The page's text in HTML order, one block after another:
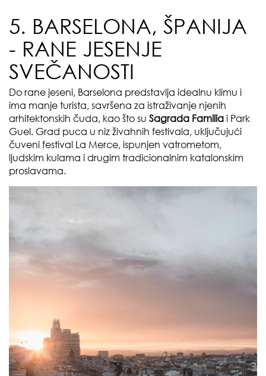
5. BARSELONA, ŠPANIJA
- RANE JESENJE
SVEČANOSTI
Do rane jeseni, Barselona predstavlja idealnu klimu i
ima manje turista, savršena za istraživanje njenih
arhitektonskih čuda, kao što su Sagrada Familia i Park
Guel. Grad puca u niz živahnih festivala, uključujući
čuveni festival La Merce, ispunjen vatrometom,
ljudskim kulama i drugim tradicionalnim katalonskim
proslavama.